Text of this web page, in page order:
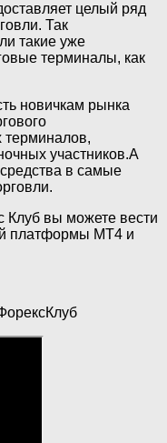
целый ряд
Так
такие уже
терминалы, как
новичкам рынка
терминалов,
участников.А
в самые
Клуб вы можете вести
платформы МТ4 и